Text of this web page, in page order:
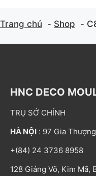
Trang chủ Shop
HNC DECO
TRỤ SỞ CHÍNH
HÀ NỘI : 97 Gia
+(84) 24 3736 8958
128 Giảng Võ, Kim Mã,